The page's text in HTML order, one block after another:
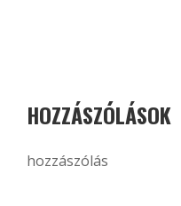
HOZZÁSZÓLÁSOK
hozzászólás